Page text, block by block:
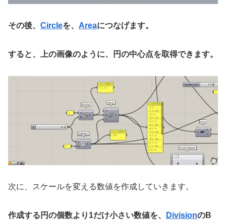
その後、 Circleを、 Areaにつなげます。
すると、上の画像のように、円の中心点を取得できます。
次に、スケールを変える数値を作成していきます。
作成する円の個数より1だけ小さい数値を、 DivisionのB